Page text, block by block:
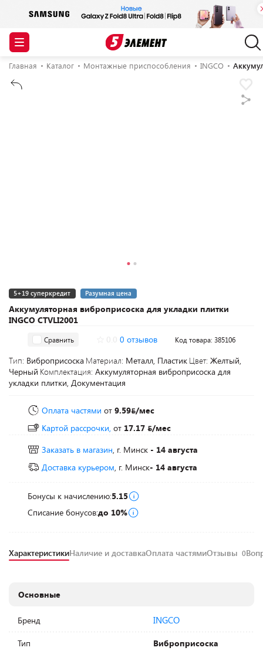
Главная Каталог Монтажные приспособления INGCO
Аккумуляторная виброприсоска для укладки плитки
INGCO CTVLI2001
5+19 суперкредит Разумная цена
Сравнить 0 отзывов Код товара: 385106
Тип: Виброприсоска Материал: Металл, Пластик Цвет: Желтый,
Черный Комплектация: Аккумуляторная виброприсоска для
укладки плитки, Документация
Оплата частями от 9.59 /мес
Картой рассрочки, от 17.17
/мес
Заказать в магазин, г. Минск - 14 августа
Доставка курьером, г. Минск- 14 августа
Бонусы к начислению:5.15
Списание бонусов:до 10%
ХарактеристикиНаличие и доставкаОплата частямиОтзывы 0
Основные
Бренд INGCO
Тип
Виброприсоска